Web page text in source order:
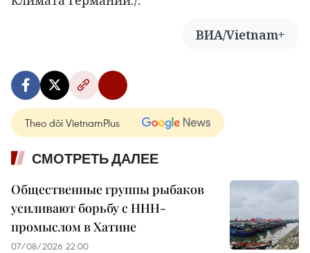
ВИА/Vietnam+
Theo dõi VietnamPlus
СМОТРЕТЬ ДАЛЕЕ
Общественные группы рыбаков
усиливают борьбу с ННН-
промыслом в Хатине
07/08/2026 22:00